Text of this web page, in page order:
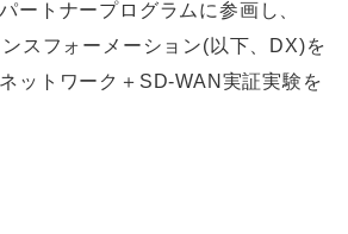
ートナープログラムに参画し、
スフォーメーション(以下、DX)を
ットワーク＋SD-WAN実証実験を